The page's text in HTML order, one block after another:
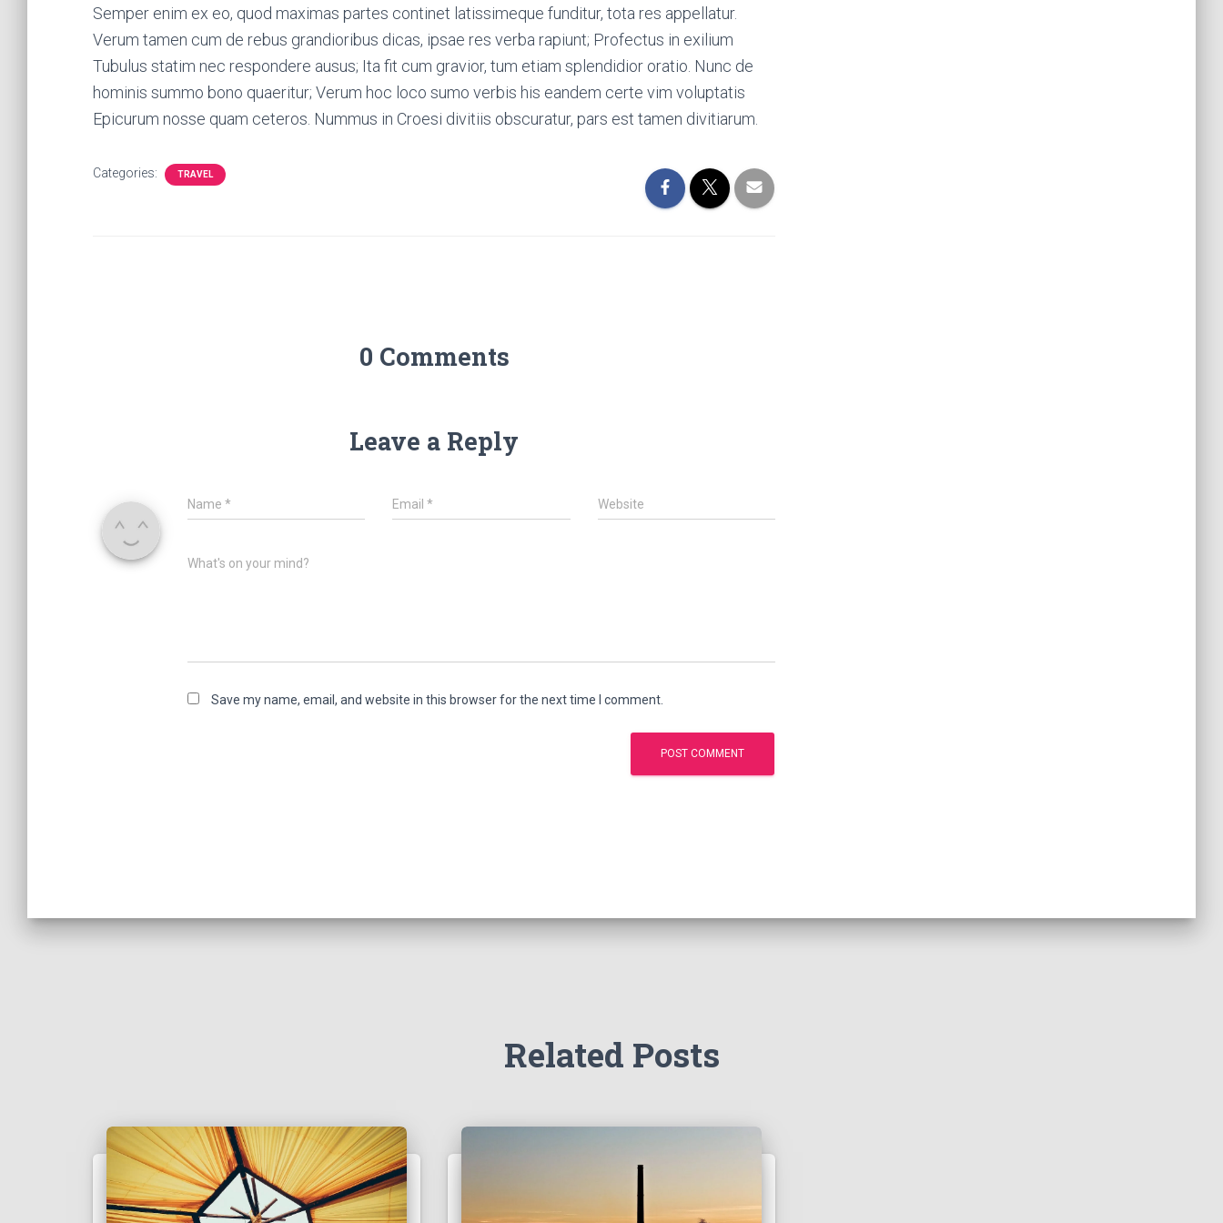
Semper enim ex eo, quod maximas partes continet latissimeque funditur, tota res appellatur.
Verum tamen cum de rebus grandioribus dicas, ipsae res verba rapiunt; Profectus in exilium
Tubulus statim nec respondere ausus; Ita fit cum gravior, tum etiam splendidior oratio. Nunc de
hominis summo bono quaeritur; Verum hoc loco sumo verbis his eandem certe vim voluptatis
Epicurum nosse quam ceteros. Nummus in Croesi divitiis obscuratur, pars est tamen divitiarum.
Categories: TRAVEL
0 Comments
Leave a Reply
Name * Email* Website
What's on your mind?
Save my name, email, and website in this browser for the next time I comment.
Related Posts